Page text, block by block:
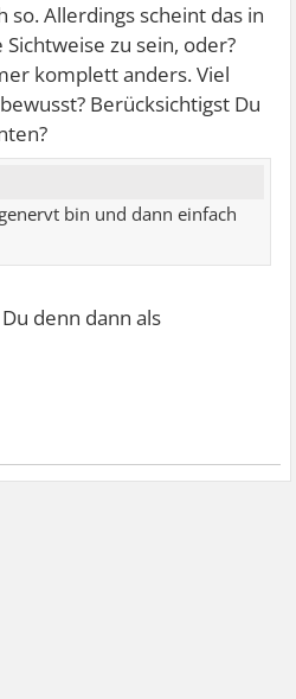
so. Allerdings scheint das in
zu sein, oder?
komplett anders. Viel
Berücksichtigst Du
bin und dann einfach
denn dann als